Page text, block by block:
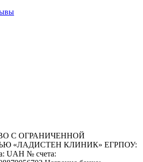
С ОГРАНИЧЕННОЙ
«ЛАДИСТЕН КЛИНИК» ЕГРПОУ:
UAH № счета: